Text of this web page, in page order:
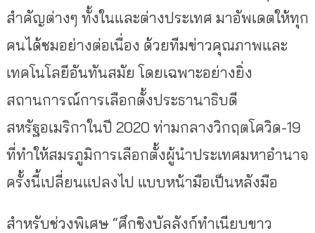
สำคัญต่างๆ ทั้งในและต่างประเทศ มาอัพเดตให้ทุก
คนได้ชมอย่างต่อเนื่อง ด้วยทีมข่าวคุณภาพและ
เทคโนโลยีอันทันสมัย โดยเฉพาะอย่างยิ่ง
สถานการณ์การเลือกตั้งประธานาธิบดี
สหรัฐอเมริกาในปี 2020 ท่ามกลางวิกฤตโควิด-19
ที่ทำให้สมรภูมิการเลือกตั้งผู้นำประเทศมหาอำนาจ
ครั้งนี้เปลี่ยนแปลงไป แบบหน้ามือเป็นหลังมือ
สำหรับช่วงพิเศษ “ศึกชิงบัลลังก์ทำเนียบขาว